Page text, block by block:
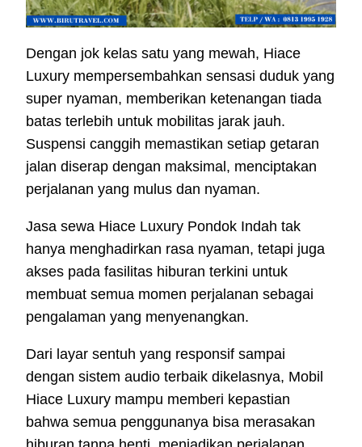
Dengan jok kelas satu yang mewah, Hiace
Luxury mempersembahkan sensasi duduk yang
super nyaman, memberikan ketenangan tiada
batas terlebih untuk mobilitas jarak jauh.
Suspensi canggih memastikan setiap getaran
jalan diserap dengan maksimal, menciptakan
perjalanan yang mulus dan nyaman.
Jasa sewa Hiace Luxury Pondok Indah tak
hanya menghadirkan rasa nyaman, tetapi juga
akses pada fasilitas hiburan terkini untuk
membuat semua momen perjalanan sebagai
pengalaman yang menyenangkan.
Dari layar sentuh yang responsif sampai
dengan sistem audio terbaik dikelasnya, Mobil
Hiace Luxury mampu memberi kepastian
bahwa semua penggunanya bisa merasakan